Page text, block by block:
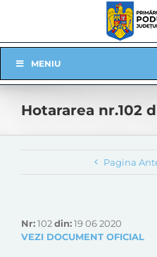
Navigation
MENIU
Hotararea nr.102
Pagina
Nr:102din:19 06 2020
VEZI DOCUMENT OFICIAL